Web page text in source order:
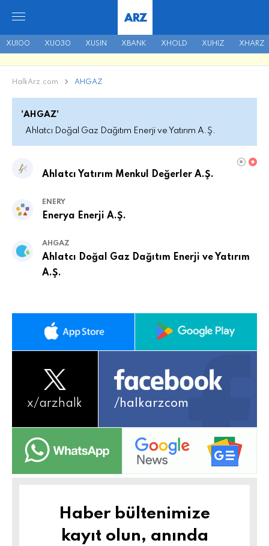
XU100 XU030 XUSIN XBANK XHOLD XUHIZ XHARZ
ARZ
HalkArz.com AHGAZ
'AHGAZ'
Ahlatcı Doğal Gaz Dağıtım Enerji ve Yatırım A.Ş.
Ahlatcı Yatırım Menkul Değerler A.Ş.
ENERY
Enerya Enerji A.Ş.
AHGAZ
Ahlatcı Doğal Gaz Dağıtım Enerji ve Yatırım
A.Ş.
x/arzhalk /halkarzcom
Haber bültenimize
kayıt olun, anında